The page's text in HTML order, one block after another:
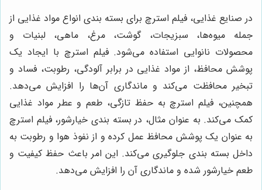
در صنایع غذایی، فیلم استرچ برای بسته بندی انواع مواد غذایی از
جمله میوه‌ها، سبزیجات، گوشت، مرغ، ماهی، لبنیات و
محصولات نانوایی استفاده می‌شود. فیلم استرچ با ایجاد یک
پوشش محافظ، از مواد غذایی در برابر آلودگی، رطوبت، فساد و
تبخیر محافظت می‌کند و ماندگاری آن‌ها را افزایش می‌دهد.
همچنین، فیلم استرچ به حفظ تازگی، طعم و عطر مواد غذایی
کمک می‌کند. به عنوان مثال، در بسته بندی خیارشور، فیلم استرچ
به عنوان یک پوشش محافظ عمل کرده و از نفوذ هوا و رطوبت به
داخل بسته بندی جلوگیری می‌کند. این امر باعث حفظ کیفیت و
طعم خیارشور شده و ماندگاری آن را افزایش می‌دهد.